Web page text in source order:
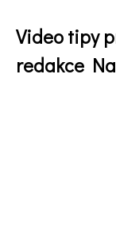
Video tipy
redakce